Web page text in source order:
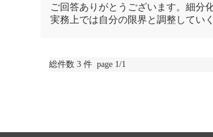
ご回答ありがとうございます。細分
実務上では自分の限界と調整してい
総件数 3 件 page 1/1